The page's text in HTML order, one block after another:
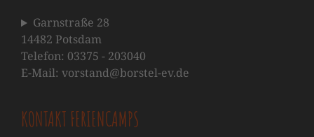
Garnstraße 28
14482 Potsdam
Telefon: 03375 - 203040
E-Mail: vorstand@borstel-ev.de
KONTAKT FERIENCAMPS